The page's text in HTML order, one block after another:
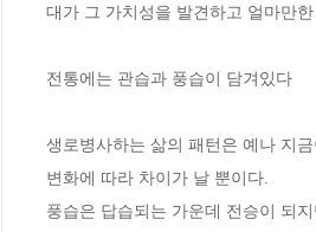
전통에는 관습과 풍습이 담겨있다
생로병사하는 삶의 패턴은 예나 지
변화에 따라 차이가 날 뿐이다.
풍습은 답습되는 가운데 전승이 되